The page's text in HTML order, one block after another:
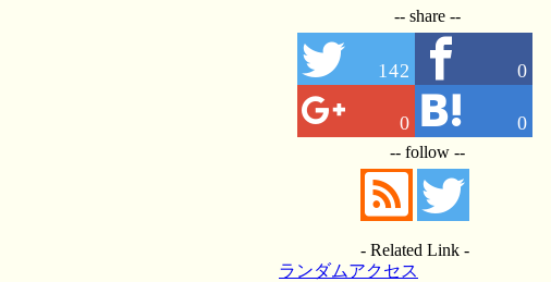
-- share --
142 0
0 0
-- follow --
- Related Link -
ランダムアクセス